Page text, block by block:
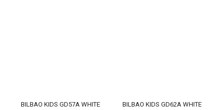
BILBAO KIDS GD57A WHITE
BILBAO KIDS GD62A WHITE